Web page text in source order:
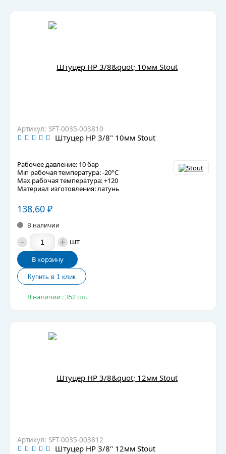
Артикул: SFT-0035-003810
Штуцер НР 3/8" 10мм Stout
Рабочее давление: 10 бар
Min рабочая температура: -20°C
Max рабочая температура: +120
Материал изготовления: латунь
138,60 ₽
В наличии
- + шт
В корзину
В наличии : 352 шт.
Артикул: SFT-0035-003812
Штуцер НР 3/8" 12мм Stout